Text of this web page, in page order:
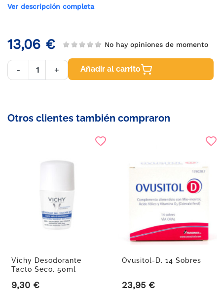
Ver descripción completa
13,06 € No hay opiniones de momento
- + Añadir al carrito
Otros clientes también compraron
Vichy Desodorante
Tacto Seco, 50ml
Precio
9,30 €
Ovusitol-D. 14 Sobres
Precio
23,95 €